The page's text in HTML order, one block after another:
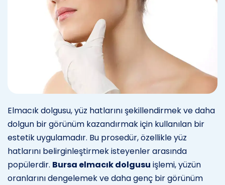
Elmacık dolgusu, yüz hatlarını şekillendirmek ve daha
dolgun bir görünüm kazandırmak için kullanılan bir
estetik uygulamadır. Bu prosedür, özellikle yüz
hatlarını belirginleştirmek isteyenler arasında
popülerdir. Bursa elmacık dolgusu işlemi, yüzün
oranlarını dengelemek ve daha genç bir görünüm